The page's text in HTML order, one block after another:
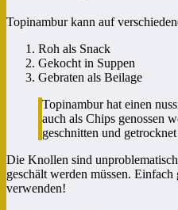
Topinambur kann auf
Roh als Snack
Gekocht in Suppen
Gebraten als Beilage
Topinambur hat einen
auch als Chips genossen
geschnitten und
Die Knollen sind
geschält werden müssen.
verwenden!